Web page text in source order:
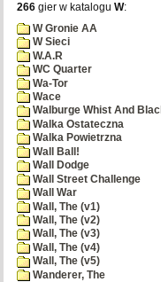
266 gier w katalogu W:
W Gronie AA
W Sieci
W.A.R
WC Quarter
Wa-Tor
Wace
Walburge Whist And
Walka Ostateczna
Walka Powietrzna
Wall Ball!
Wall Dodge
Wall Street Challenge
Wall War
Wall, The (v1)
Wall, The (v2)
Wall, The (v3)
Wall, The (v4)
Wall, The (v5)
Wanderer, The